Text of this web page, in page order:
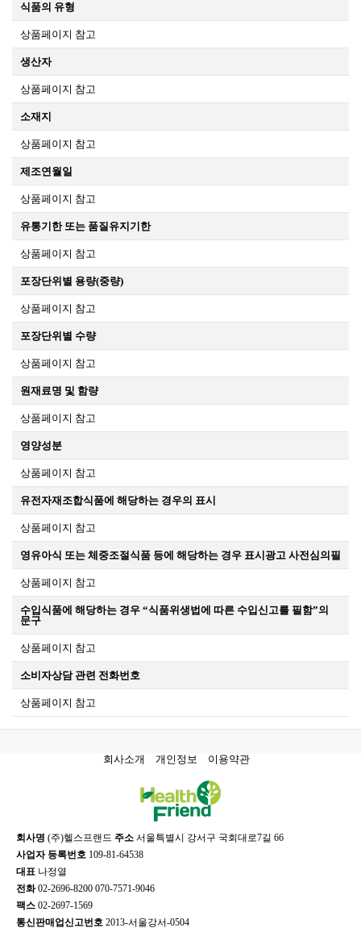
식품의 유형
상품페이지 참고
생산자
상품페이지 참고
소재지
상품페이지 참고
제조연월일
상품페이지 참고
유통기한 또는 품질유지기한
상품페이지 참고
포장단위별 용량(중량)
상품페이지 참고
포장단위별 수량
상품페이지 참고
원재료명 및 함량
상품페이지 참고
영양성분
상품페이지 참고
유전자재조합식품에 해당하는 경우의 표시
상품페이지 참고
영유아식 또는 체중조절식품 등에 해당하는 경우 표시광고 사전심의필
상품페이지 참고
수입식품에 해당하는 경우 “식품위생법에 따른 수입신고를 필함”의
문구
상품페이지 참고
소비자상담 관련 전화번호
상품페이지 참고
회사소개 개인정보 이용약관
회사명 (주)헬스프랜드 주소 서울특별시 강서구 국회대로7길 66
사업자 등록번호 109-81-64538
대표 나정열
전화02-2696-8200 070-7571-9046
팩스 02-2697-1569
통신판매업신고번호 2013-서울강서-0504